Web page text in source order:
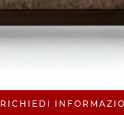
RICHIEDI